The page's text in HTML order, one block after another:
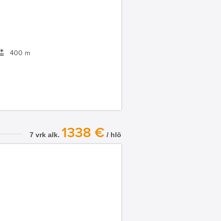
400 m
7 vrk alk. 1338 € / hlö